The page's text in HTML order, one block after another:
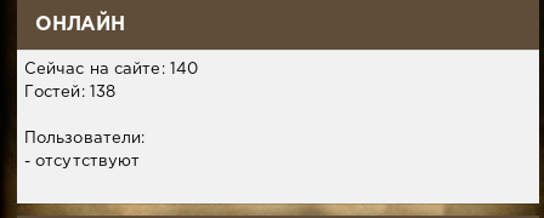
ОНЛАЙН
Сейчас на сайте: 140
Гостей: 138
Пользователи:
- отсутствуют